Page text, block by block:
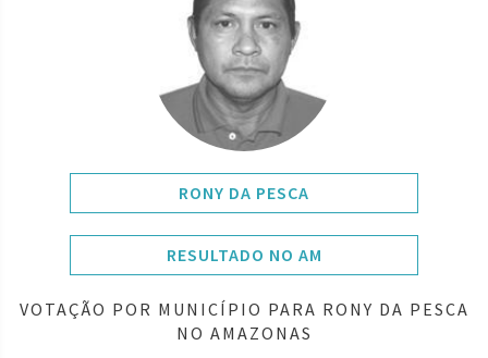
RONY DA PESCA
RESULTADO NO AM
VOTAÇÃO POR MUNICÍPIO PARA RONY DA PESCA
NO AMAZONAS